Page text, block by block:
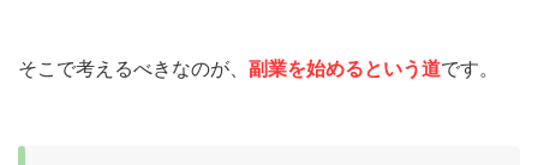
そこで考えるべきなのが、 副業を始めるという道です。